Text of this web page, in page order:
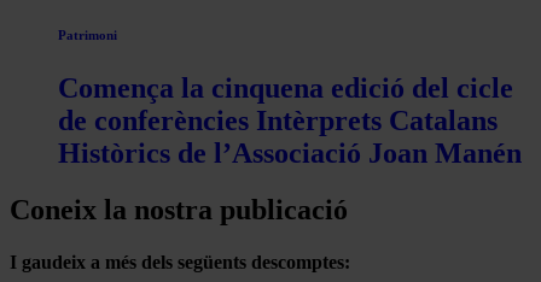
Patrimoni
Comença la cinquena edició del cicle
de conferències Intèrprets Catalans
Històrics de l’Associació Joan Manén
Coneix la nostra publicació
I gaudeix a més dels següents descomptes: